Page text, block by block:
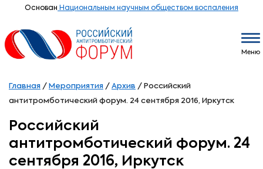
Основан Национальным научным обществом воспаления
Меню
Главная / Мероприятия / Архив / Российский
антитромботический форум. 24 сентября 2016, Иркутск
Российский
антитромботический форум. 24
сентября 2016, Иркутск